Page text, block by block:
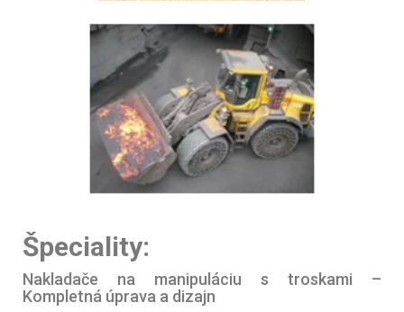
Špeciality:
Nakladače na manipuláciu s troskami –
Kompletná úprava a dizajn